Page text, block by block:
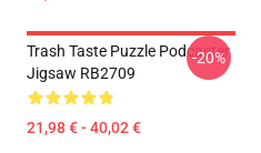
Trash Taste Puzzle Podcaster
Jigsaw RB2709
21,98 € - 40,02 €
-20%